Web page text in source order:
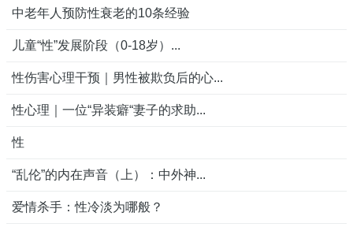
中老年人预防性衰老的10条经验
儿童“性”发展阶段（0-18岁）...
性伤害心理干预｜男性被欺负后的心...
性心理｜一位“异装癖“妻子的求助...
性
“乱伦”的内在声音（上）：中外神...
爱情杀手：性冷淡为哪般？